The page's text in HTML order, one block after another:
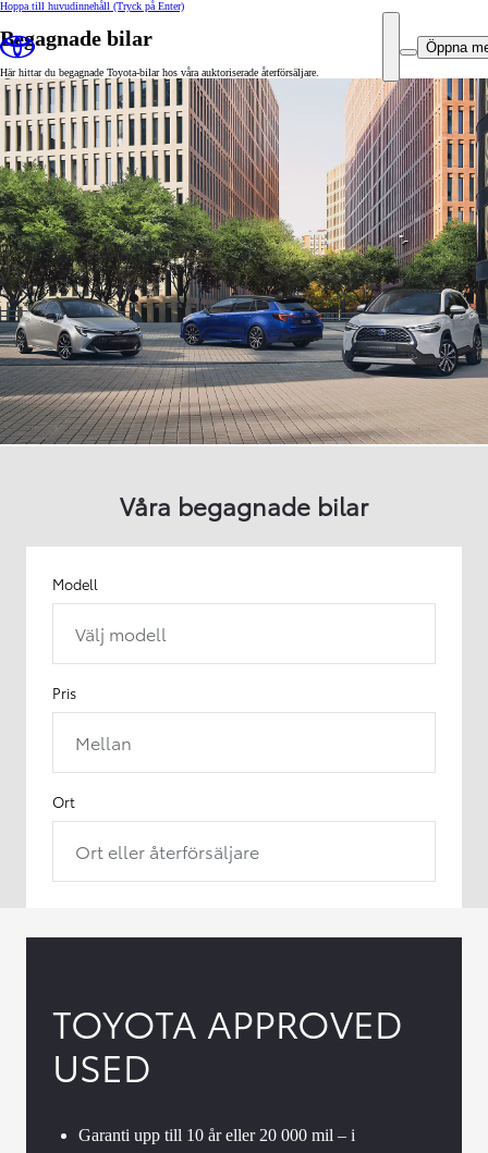
Hoppa till huvudinnehåll (Tryck på Enter)
Öppna
Begagnade bilar
Här hittar du begagnade Toyota-bilar hos våra auktoriserade återförsäljare.
Våra begagnade bilar
Modell
Välj modell
Pris
Mellan
Ort
Ort eller återförsäljare
TOYOTA APPROVED
USED
Garanti upp till 10 år eller 20 000 mil – i